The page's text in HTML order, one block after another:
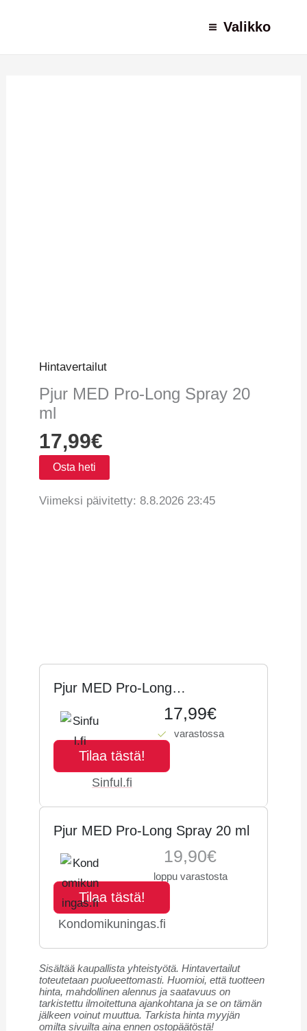
Valikko
Hintavertailut
Pjur MED Pro-Long Spray 20
ml
17,99€
Osta heti
Viimeksi päivitetty: 8.8.2026 23:45
Pjur MED Pro-Long
Viivästyssuihke 20 ml - Kir­kas
17,99€
varastossa
Tilaa tästä!
Sinful.fi
Pjur MED Pro-Long Spray 20 ml
19,90€
loppu varastosta
Tilaa tästä!
Kondomikuningas.fi
Sisältää kaupallista yhteistyötä. Hintavertailut
toteutetaan puolueettomasti. Huomioi, että tuotteen
hinta, mahdollinen alennus ja saatavuus on
tarkistettu ilmoitettuna ajankohtana ja se on tämän
jälkeen voinut muuttua. Tarkista hinta myyjän
omilta sivuilta aina ennen ostopäätöstä!